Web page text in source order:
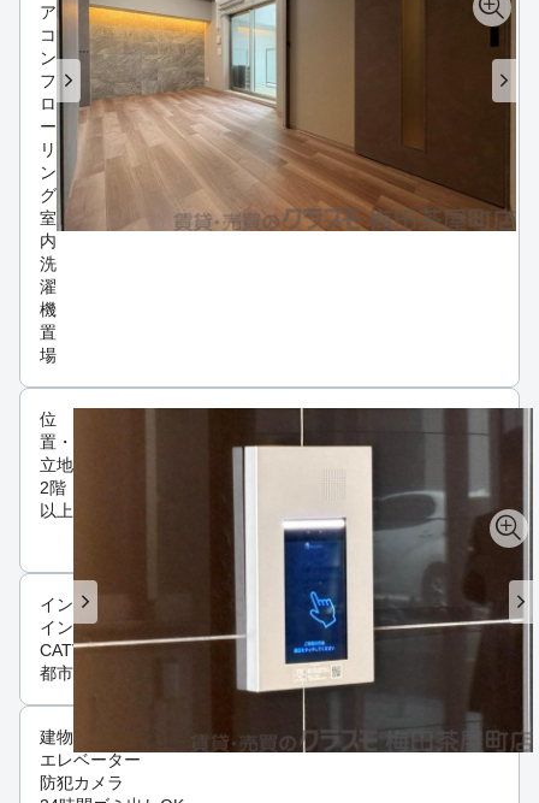
ア
コ
ン
フ
ロ
ー
リ
ン
グ
室
内
洗
濯
機
置
場
位
置・
立地
2階
以上
インフラ
インターネット可
CATV
都市ガス
建物設備
エレベーター
防犯カメラ